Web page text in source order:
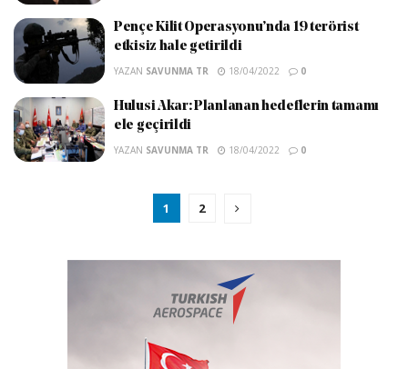
Pençe Kilit Operasyonu’nda 19 terörist
etkisiz hale getirildi
YAZAN SAVUNMA TR 18/04/2022 0
Hulusi Akar: Planlanan hedeflerin tamamı
ele geçirildi
YAZAN SAVUNMA TR 18/04/2022 0
1 2